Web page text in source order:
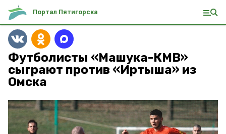
Портал Пятигорска
Футболисты «Машука-КМВ»
сыграют против «Иртыша» из
Омска